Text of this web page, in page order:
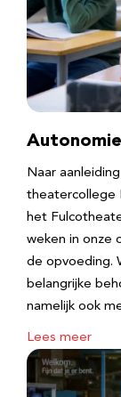
Naar
theatercollege
het
weken in onze
de opvoeding.
belangrijke
namelijk ook
Lees meer